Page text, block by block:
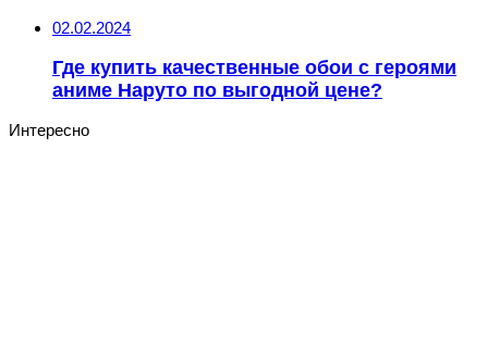
02.02.2024
Где купить качественные обои с героями
аниме Наруто по выгодной цене?
Интересно